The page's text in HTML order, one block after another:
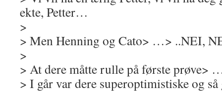
ekte, Petter…
>
> Men Henning og Cato> …> ..NEI,
>
> At dere måtte rulle på første prøve>
> I går var dere superoptimistiske og så